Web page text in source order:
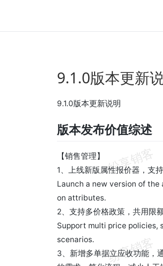
9.1.0版本更新
9.1.0版本更新说明
版本发布价值综述
【销售管理】
1、上线新版属性报价器，支
Launch a new version of
on attributes.
2、支持多价格政策，共用限
Support multi price policies,
scenarios.
3、新增多单据立应收功能，